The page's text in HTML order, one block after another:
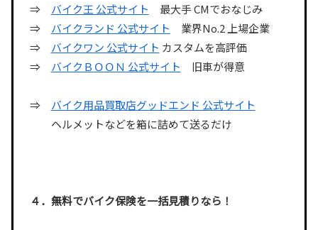
⇒ バイク王 公式サイト 最大手 CMでおなじみ
⇒ バイクランド 公式サイト 業界No.2 上場企業
⇒ バイクワン 公式サイト カスタムを高評価
⇒ バイクＢＯＯＮ 公式サイト 旧車が得意
⇒ バイク用品買取店グッドエンド 公式サイト
ヘルメットなどを箱に詰めて送るだけ
４．無料でバイク保険を一括見積りなら！